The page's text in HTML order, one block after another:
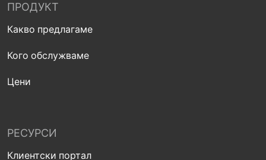
ПРОДУКТ
Какво предлагаме
Кого обслужваме
Цени
РЕСУРСИ
Клиентски портал